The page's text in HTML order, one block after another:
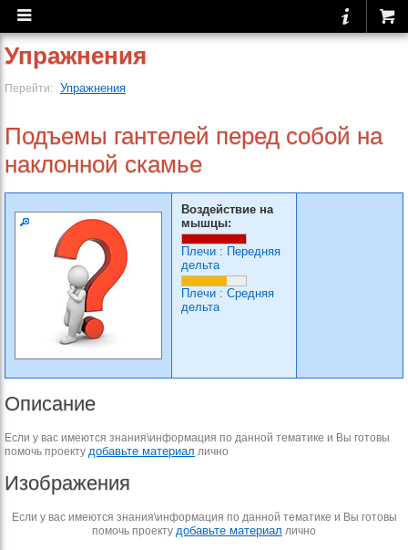
Упражнения
Перейти: Упражнения
Подъемы гантелей перед собой на
наклонной скамье
Воздействие на
мышцы:
Плечи : Передняя
дельта
Плечи : Средняя
дельта
Описание
Если у вас имеются знания\информация по данной тематике и Вы готовы
помочь проекту добавьте материал лично
Изображения
Если у вас имеются знания\информация по данной тематике и Вы готовы
помочь проекту добавьте материал лично